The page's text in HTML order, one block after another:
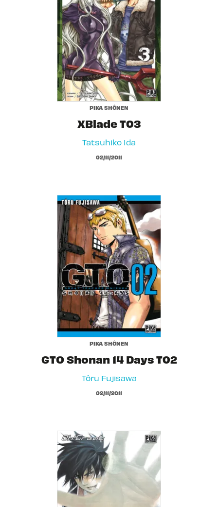
PIKA SHÔNEN
XBlade T03
Tatsuhiko Ida
02/11/2011
PIKA SHÔNEN
GTO Shonan 14 Days T02
Tôru Fujisawa
02/11/2011